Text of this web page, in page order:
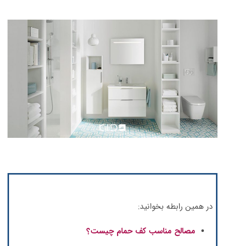
در همین رابطه بخوانید:
مصالح مناسب کف حمام چیست؟